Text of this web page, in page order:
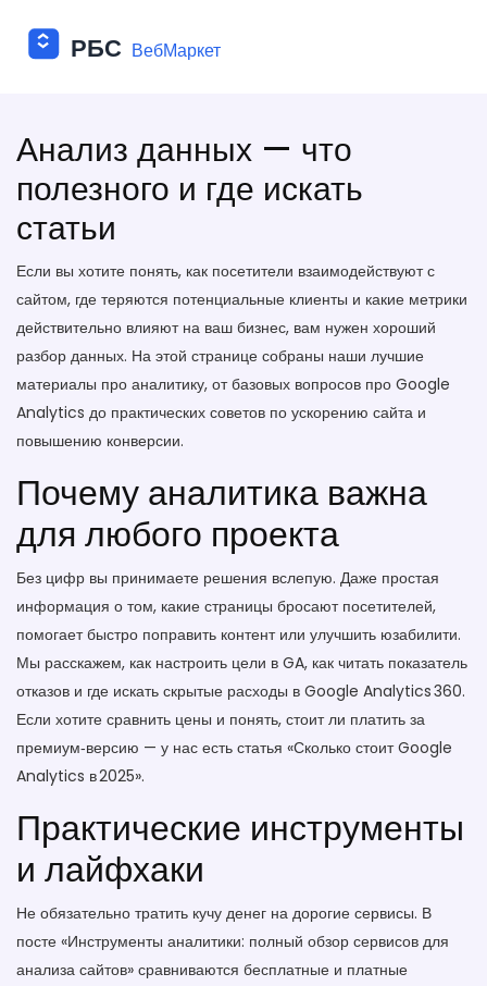
Анализ данных — что
полезного и где искать
статьи
Если вы хотите понять, как посетители взаимодействуют с
сайтом, где теряются потенциальные клиенты и какие метрики
действительно влияют на ваш бизнес, вам нужен хороший
разбор данных. На этой странице собраны наши лучшие
материалы про аналитику, от базовых вопросов про Google
Analytics до практических советов по ускорению сайта и
повышению конверсии.
Почему аналитика важна
для любого проекта
Без цифр вы принимаете решения вслепую. Даже простая
информация о том, какие страницы бросают посетителей,
помогает быстро поправить контент или улучшить юзабилити.
Мы расскажем, как настроить цели в GA, как читать показатель
отказов и где искать скрытые расходы в Google Analytics 360.
Если хотите сравнить цены и понять, стоит ли платить за
премиум‑версию — у нас есть статья «Сколько стоит Google
Analytics в 2025».
Практические инструменты
и лайфхаки
Не обязательно тратить кучу денег на дорогие сервисы. В
посте «Инструменты аналитики: полный обзор сервисов для
анализа сайтов» сравниваются бесплатные и платные